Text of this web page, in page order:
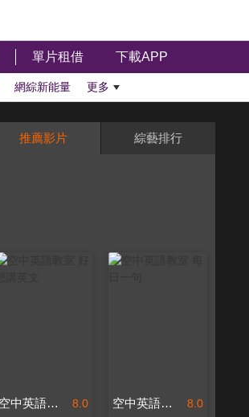
單片租借 下載APP
網綜新能量 更多
推薦影片 綜藝排行
8.0
空中英語教室 好想講英文 8.0
空中英語教室 每日一句